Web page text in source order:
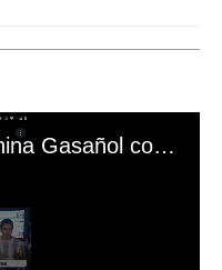
El mal momento de Yanina Gasañol con un hincha argentino en "Subrayado"